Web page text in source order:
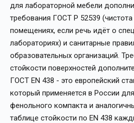
для лабораторной мебели
требования ГОСТ Р 52539
помещениях, если речь идёт о
лабораториях) и санитарные
образовательных организаций.
стойкости поверхностей
ГОСТ EN 438 - это европейский
который применяется в России
фенольного компакта и
таблице стойкости по EN 438